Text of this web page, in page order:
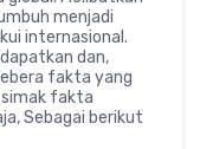
menjadi
internasional.
dan,
fakta yang
simak fakta
Sebagai berikut